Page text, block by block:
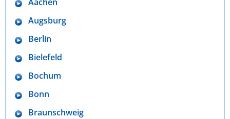
Augsburg
Berlin
Bielefeld
Bochum
Bonn
Braunschweig